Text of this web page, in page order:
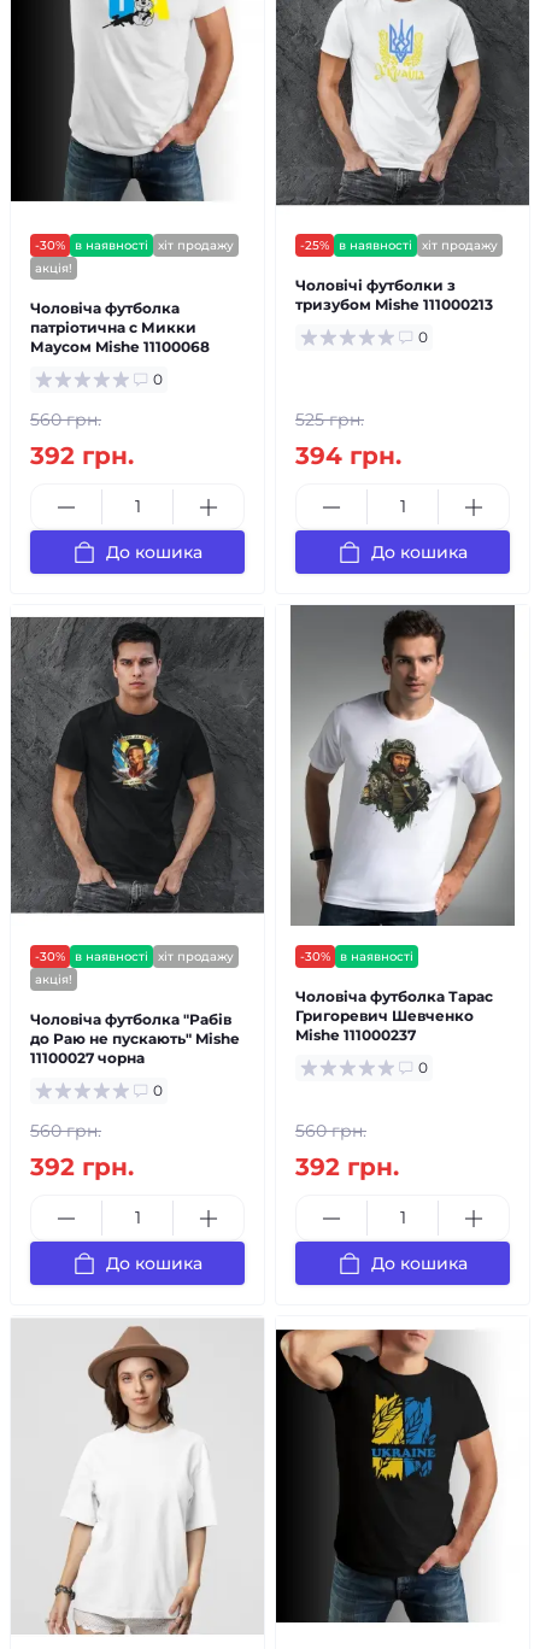
-30% в наявності
хіт продажу
акція!
Чоловіча футболка
патріотична с Микки
Маусом Mishe 11100068
0
560 грн.
392 грн.
До кошика
-25% в наявності хіт продажу
Чоловічі футболки з
тризубом Mishe 111000213
0
525 грн.
394 грн.
До кошика
-30% в наявності
хіт продажу
акція!
Чоловіча футболка "Рабів
до Раю не пускають" Mishe
11100027 чорна
0
560 грн.
392 грн.
До кошика
-30% в наявності
Чоловіча футболка Тарас
Григоревич Шевченко
Mishe 111000237
0
560 грн.
392 грн.
До кошика